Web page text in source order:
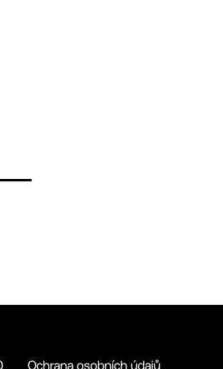
Ochrana osobních údajů